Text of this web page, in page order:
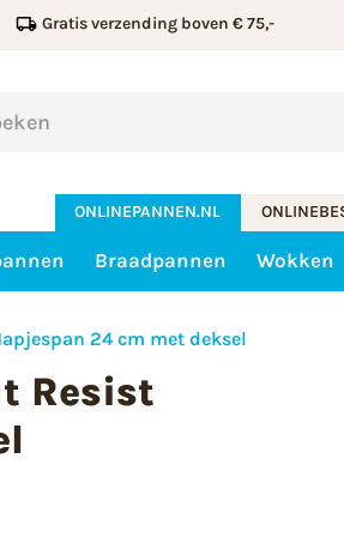
Gratis verzending boven € 75,-
ONLINEPANNEN.NL
Braadpannen Wokken
24 cm met deksel
Resist